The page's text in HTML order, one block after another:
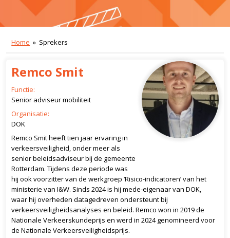
Home » Sprekers
Remco Smit
Functie:
Senior adviseur mobiliteit
Organisatie:
DOK
Remco Smit heeft tien jaar ervaring in
verkeersveiligheid, onder meer als
senior beleidsadviseur bij de gemeente
Rotterdam. Tijdens deze periode was
hij ook voorzitter van de werkgroep ‘Risico-indicatoren’ van het
ministerie van I&W. Sinds 2024 is hij mede-eigenaar van DOK,
waar hij overheden datagedreven ondersteunt bij
verkeersveiligheidsanalyses en beleid. Remco won in 2019 de
Nationale Verkeerskundeprijs en werd in 2024 genomineerd voor
de Nationale Verkeersveiligheidsprijs.